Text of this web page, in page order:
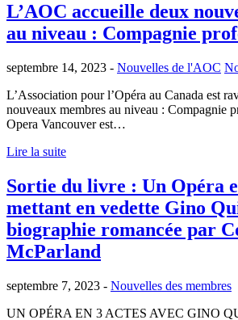
L’AOC accueille deux
au niveau : Compagnie
septembre 14, 2023 - Nouvelles de l'AOC
L’Association pour l’Opéra au Canada est
nouveaux membres au niveau : Compagnie
Opera Vancouver est…
Lire la suite
Sortie du livre : Un Opéra
mettant en vedette Gino
biographie romancée par
McParland
septembre 7, 2023 - Nouvelles des membres
UN OPÉRA EN 3 ACTES AVEC GINO